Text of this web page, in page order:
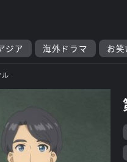
ジア 海外ドラマ お